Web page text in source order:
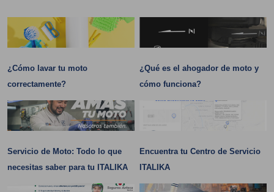
¿Cómo lavar tu moto
correctamente?
¿Qué es el ahogador de moto y
cómo funciona?
Servicio de Moto: Todo lo que
necesitas saber para tu ITALIKA
Encuentra tu Centro de Servicio
ITALIKA